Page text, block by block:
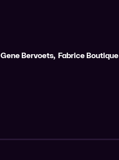
Gene Bervoets, Fabrice Boutique